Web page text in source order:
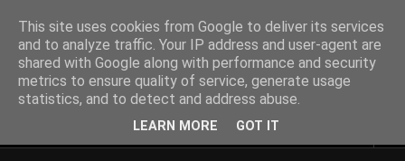
This site uses cookies from Google to deliver its services
and to analyze traffic. Your IP address and user-agent are
shared with Google along with performance and security
metrics to ensure quality of service, generate usage
statistics, and to detect and address abuse.
LEARN MORE GOT IT